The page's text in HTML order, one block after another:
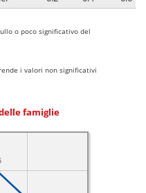
o poco significativo del
i valori non significativi
famiglie